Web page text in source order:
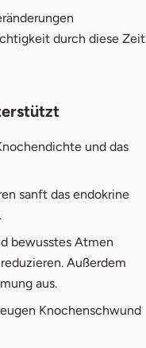
durch diese Zeit
und das
sanft das endokrine
bewusstes Atmen
Außerdem
aus.
Knochenschwund